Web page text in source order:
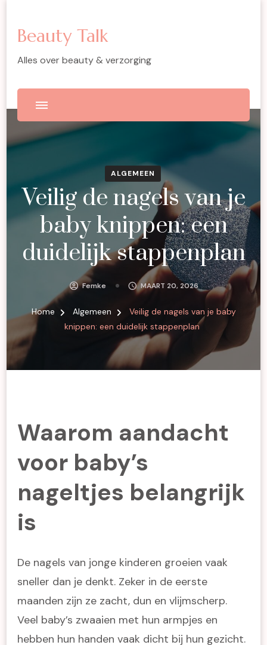
Beauty Talk
Alles over beauty & verzorging
ALGEMEEN
Veilig de nagels van je
baby knippen: een
duidelijk stappenplan
Femke MAART 20, 2026
Home Algemeen
Veilig de nagels van je baby
knippen: een duidelijk stappenplan
Waarom aandacht
voor baby’s
nageltjes belangrijk
is
De nagels van jonge kinderen groeien vaak
sneller dan je denkt. Zeker in de eerste
maanden zijn ze zacht, dun en vlijmscherp.
Veel baby’s zwaaien met hun armpjes en
hebben hun handen vaak dicht bij hun gezicht.